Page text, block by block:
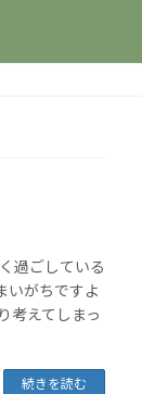
過ごしている
いがちですよ
考えてしまっ
続きを読む